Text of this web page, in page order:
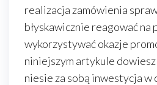
realizacja zamówienia
błyskawicznie reagować na
wykorzystywać okazje
niniejszym artykule
niesie za sobą inwestycja w